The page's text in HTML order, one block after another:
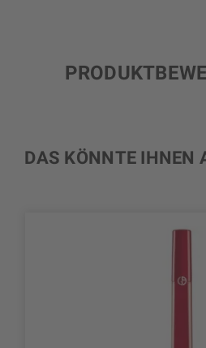
DAS KÖNNTE IHNEN